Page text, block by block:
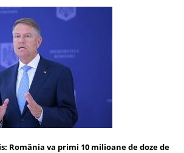
România va primi 10 milioane de doze de